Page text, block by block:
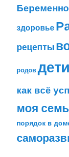
здоровье
рецепты
родовдети
как всё
моя
порядок в